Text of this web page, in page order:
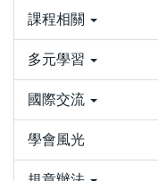
課程相關
多元學習
國際交流
學會風光